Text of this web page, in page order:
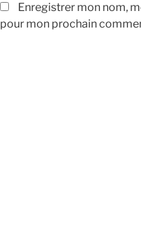
Enregistrer mon nom,
pour mon prochain